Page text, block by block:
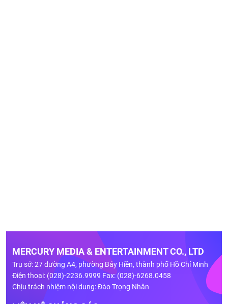
MERCURY MEDIA & ENTERTAINMENT CO., LTD
Trụ sở: 27 đường A4, phường Bảy Hiền, thành phố Hồ Chí Minh
Điện thoại: (028)-2236.9999 Fax: (028)-6268.0458
Chịu trách nhiệm nội dung: Đào Trọng Nhân